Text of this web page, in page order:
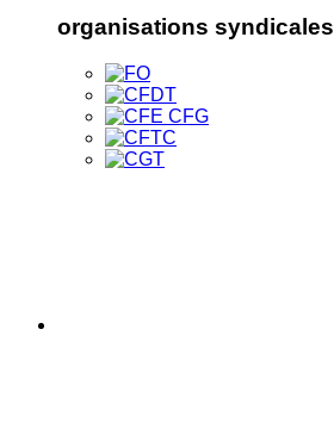
organisations syndicales